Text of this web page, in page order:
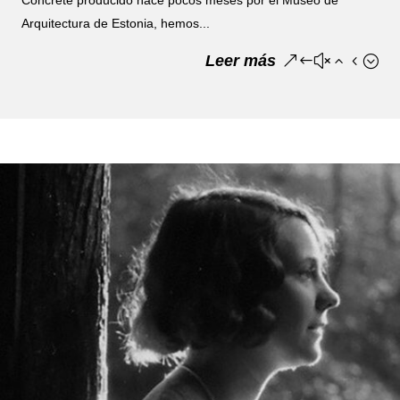
Arquitectura de Estonia, hemos...
Leer más